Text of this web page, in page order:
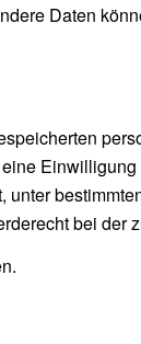
Daten
bei der